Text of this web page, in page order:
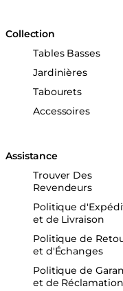
Collection
Tables Basses
Jardinières
Tabourets
Accessoires
Assistance
Trouver Des
Revendeurs
Politique
et de Livraison
Politique de
et d'Échanges
Politique de
et de